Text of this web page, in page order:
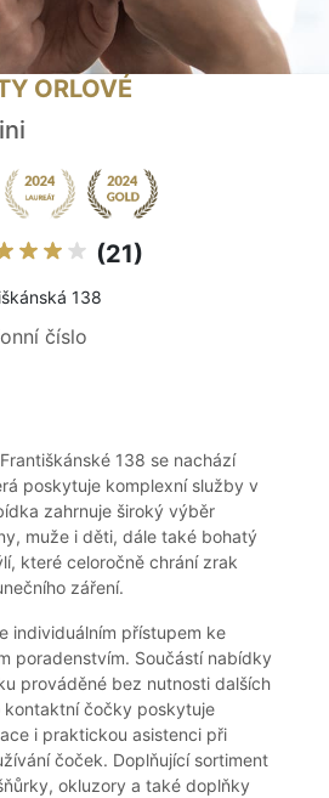
ORLOVÉ
(21)
138
číslo
138 se nachází
poskytuje komplexní služby v
zahrnuje široký výběr
muže i děti, dále také bohatý
které celoročně chrání zrak
záření.
individuálním přístupem ke
poradenstvím. Součástí nabídky
prováděné bez nutnosti dalších
kontaktní čočky poskytuje
i praktickou asistenci při
čoček. Doplňující sortiment
okluzory a také doplňky